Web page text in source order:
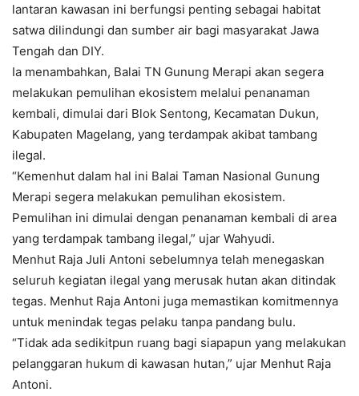
lantaran kawasan ini berfungsi penting sebagai habitat
satwa dilindungi dan sumber air bagi masyarakat Jawa
Tengah dan DIY.
Ia menambahkan, Balai TN Gunung Merapi akan segera
melakukan pemulihan ekosistem melalui penanaman
kembali, dimulai dari Blok Sentong, Kecamatan Dukun,
Kabupaten Magelang, yang terdampak akibat tambang
ilegal.
“Kemenhut dalam hal ini Balai Taman Nasional Gunung
Merapi segera melakukan pemulihan ekosistem.
Pemulihan ini dimulai dengan penanaman kembali di area
yang terdampak tambang ilegal,” ujar Wahyudi.
Menhut Raja Juli Antoni sebelumnya telah menegaskan
seluruh kegiatan ilegal yang merusak hutan akan ditindak
tegas. Menhut Raja Antoni juga memastikan komitmennya
untuk menindak tegas pelaku tanpa pandang bulu.
“Tidak ada sedikitpun ruang bagi siapapun yang melakukan
pelanggaran hukum di kawasan hutan,” ujar Menhut Raja
Antoni.